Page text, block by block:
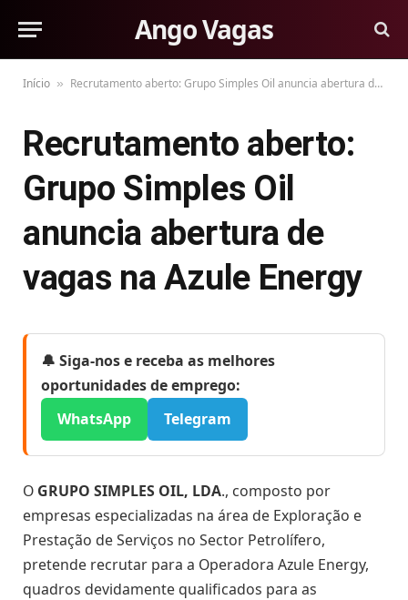
Ango Vagas
Início » Recrutamento aberto: Grupo Simples Oil anuncia abertura de vagas na Azule Energy
Recrutamento aberto:
Grupo Simples Oil
anuncia abertura de
vagas na Azule Energy
🔔 Siga-nos e receba as melhores
oportunidades de emprego:
WhatsApp
Telegram
O GRUPO SIMPLES OIL, LDA., composto por
empresas especializadas na área de Exploração e
Prestação de Serviços no Sector Petrolífero,
pretende recrutar para a Operadora Azule Energy,
quadros devidamente qualificados para as